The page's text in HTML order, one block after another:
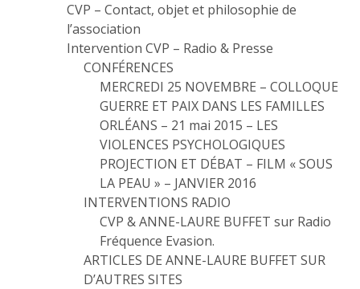
CVP – Contact, objet et philosophie de
l’association
Intervention CVP – Radio & Presse
CONFÉRENCES
MERCREDI 25 NOVEMBRE – COLLOQUE
GUERRE ET PAIX DANS LES FAMILLES
ORLÉANS – 21 mai 2015 – LES
VIOLENCES PSYCHOLOGIQUES
PROJECTION ET DÉBAT – FILM « SOUS
LA PEAU » – JANVIER 2016
INTERVENTIONS RADIO
CVP & ANNE-LAURE BUFFET sur Radio
Fréquence Evasion.
ARTICLES DE ANNE-LAURE BUFFET SUR
D’AUTRES SITES